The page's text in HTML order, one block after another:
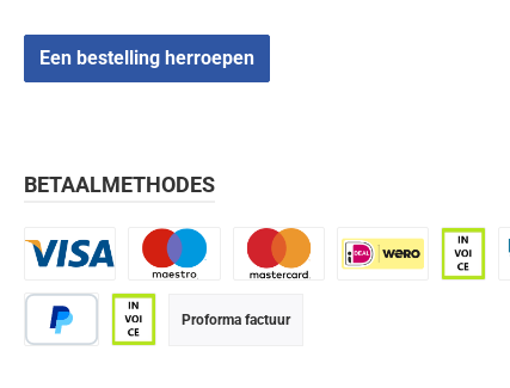
Een bestelling herroepen
BETAALMETHODES
Proforma factuur
Visa Maestro